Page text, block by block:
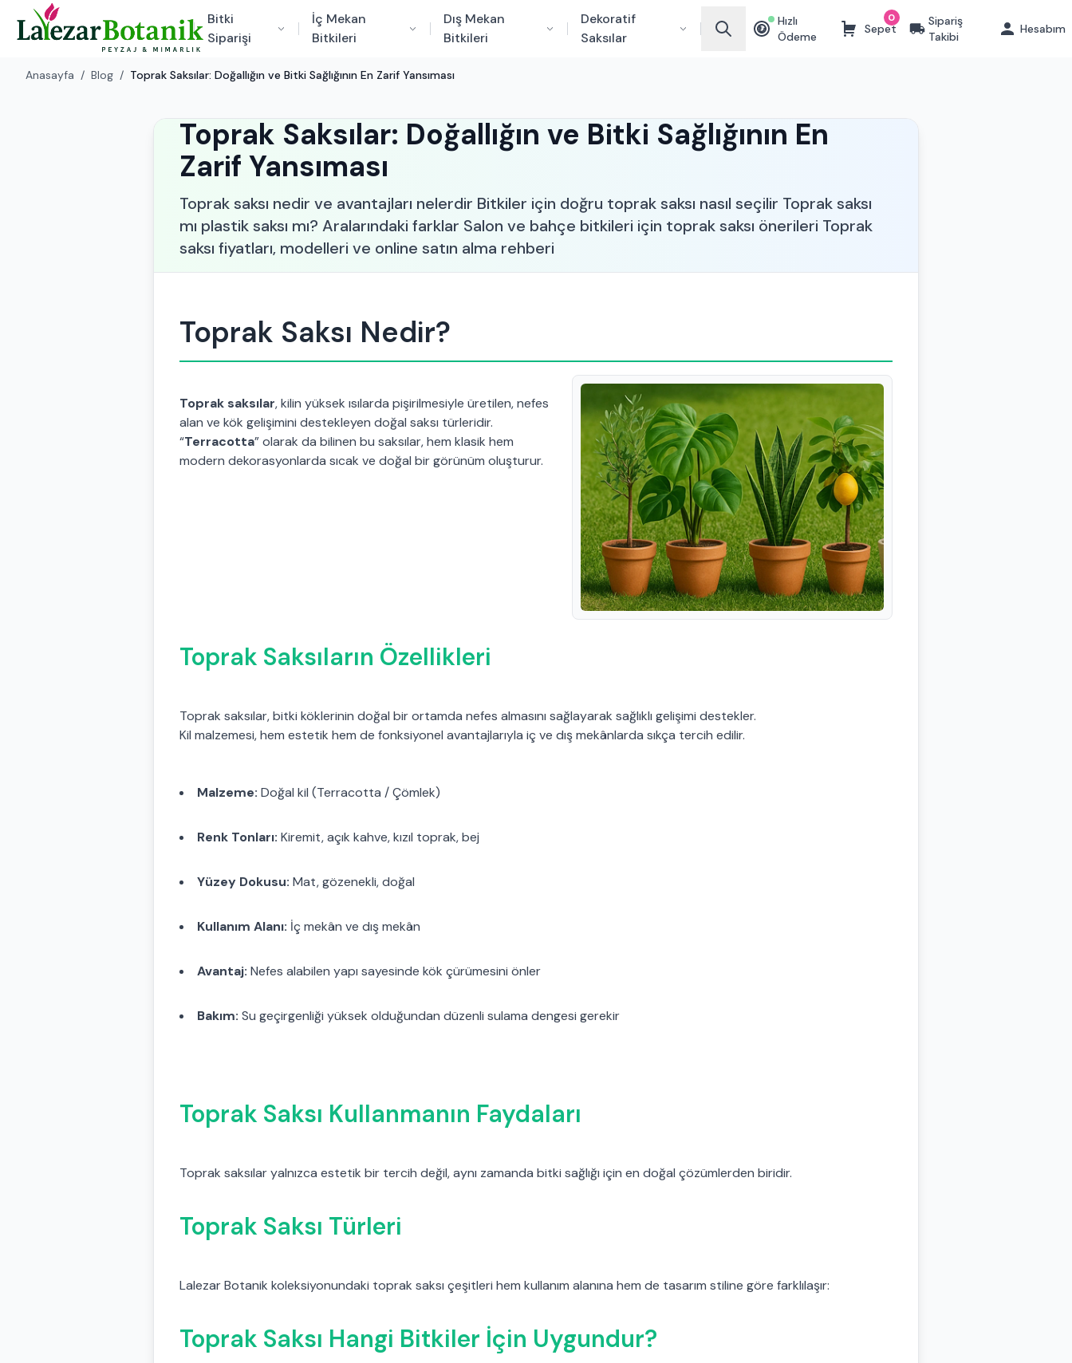
Bitki
Siparişi
İç Mekan
Bitkileri
Dış Mekan
Bitkileri
Dekoratif
Saksılar
₺
Hızlı
Ödeme
Sepet
0
Sipariş
Takibi
Hesabım
Anasayfa / Blog / Toprak Saksılar: Doğallığın ve Bitki Sağlığının En Zarif Yansıması
Toprak Saksılar: Doğallığın ve Bitki Sağlığının En
Zarif Yansıması
Toprak saksı nedir ve avantajları nelerdir Bitkiler için doğru toprak saksı nasıl seçilir Toprak saksı
mı plastik saksı mı? Aralarındaki farklar Salon ve bahçe bitkileri için toprak saksı önerileri Toprak
saksı fiyatları, modelleri ve online satın alma rehberi
Toprak Saksı Nedir?
Toprak saksılar, kilin yüksek ısılarda pişirilmesiyle üretilen, nefes
alan ve kök gelişimini destekleyen doğal saksı türleridir.
“Terracotta” olarak da bilinen bu saksılar, hem klasik hem
modern dekorasyonlarda sıcak ve doğal bir görünüm oluşturur.
Toprak Saksıların Özellikleri
Toprak saksılar, bitki köklerinin doğal bir ortamda nefes almasını sağlayarak sağlıklı gelişimi destekler.
Kil malzemesi, hem estetik hem de fonksiyonel avantajlarıyla iç ve dış mekânlarda sıkça tercih edilir.
Malzeme: Doğal kil (Terracotta / Çömlek)
Renk Tonları: Kiremit, açık kahve, kızıl toprak, bej
Yüzey Dokusu: Mat, gözenekli, doğal
Kullanım Alanı: İç mekân ve dış mekân
Avantaj: Nefes alabilen yapı sayesinde kök çürümesini önler
Bakım: Su geçirgenliği yüksek olduğundan düzenli sulama dengesi gerekir
Toprak Saksı Kullanmanın Faydaları
Toprak saksılar yalnızca estetik bir tercih değil, aynı zamanda bitki sağlığı için en doğal çözümlerden biridir.
Toprak Saksı Türleri
Lalezar Botanik koleksiyonundaki toprak saksı çeşitleri hem kullanım alanına hem de tasarım stiline göre farklılaşır:
Toprak Saksı Hangi Bitkiler İçin Uygundur?